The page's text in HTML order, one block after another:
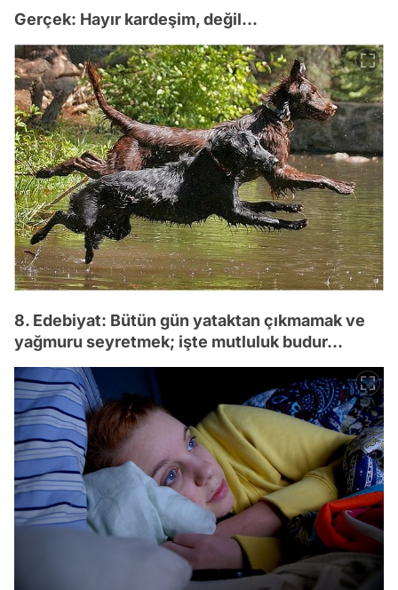
Gerçek: Hayır kardeşim, değil...
8. Edebiyat: Bütün gün yataktan çıkmamak ve
yağmuru seyretmek; işte mutluluk budur...